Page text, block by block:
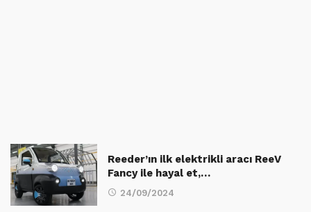
Reeder’ın ilk elektrikli aracı ReeV
Fancy ile hayal et,…
24/09/2024